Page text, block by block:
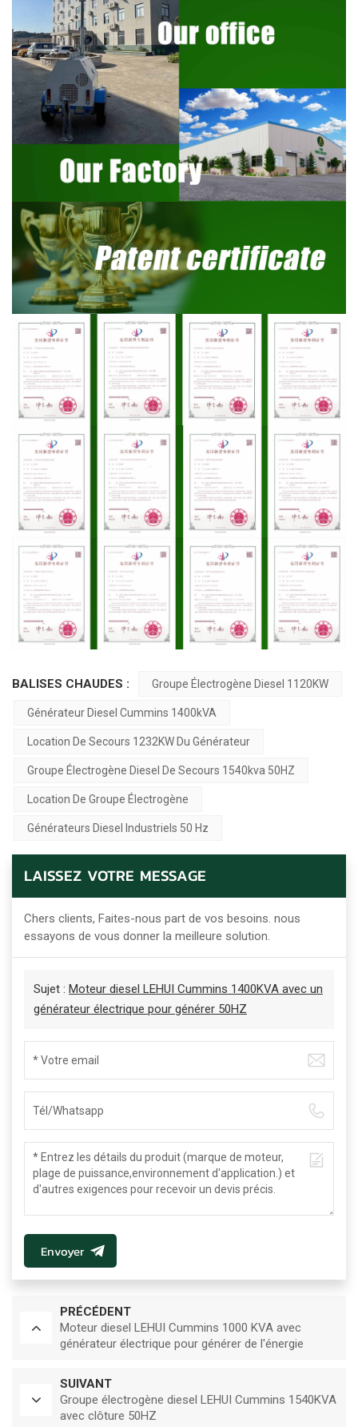
BALISES CHAUDES : Groupe Électrogène Diesel 1120KW
Générateur Diesel Cummins 1400kVA
Location De Secours 1232KW Du Générateur
Groupe Électrogène Diesel De Secours 1540kva 50HZ
Location De Groupe Électrogène
Générateurs Diesel Industriels 50 Hz
LAISSEZ VOTRE MESSAGE
Chers clients, Faites-nous part de vos besoins. nous
essayons de vous donner la meilleure solution.
Sujet : Moteur diesel LEHUI Cummins 1400KVA avec un
générateur électrique pour générer 50HZ
Envoyer
PRÉCÉDENT
Moteur diesel LEHUI Cummins 1000 KVA avec
générateur électrique pour générer de l'énergie
SUIVANT
Groupe électrogène diesel LEHUI Cummins 1540KVA
avec clôture 50HZ